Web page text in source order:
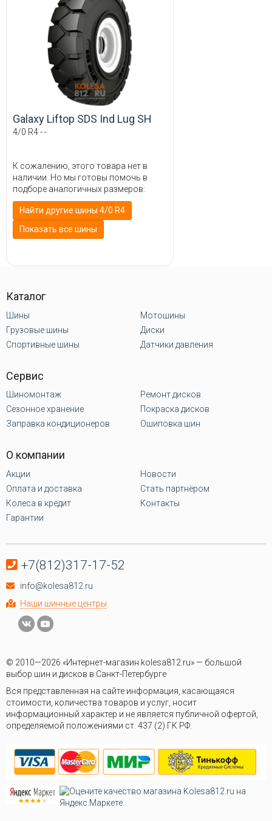
Galaxy Liftop SDS Ind Lug SH
4/0 R4 - -
К сожалению, этого товара нет в
наличии. Но мы готовы помочь в
подборе аналогичных размеров:
Найти другие шины 4/0 R4
Показать все шины
Каталог
Шины
Грузовые шины
Спортивные шины
Мотошины
Диски
Датчики давления
Сервис
Шиномонтаж
Сезонное хранение
Заправка кондиционеров
Ремонт дисков
Покраска дисков
Ошиповка шин
О компании
Акции
Оплата и доставка
Колеса в кредит
Гарантии
Новости
Стать партнёром
Контакты
+7(812)317-17-52
info@kolesa812.ru
Наши шинные центры
© 2010—2026 «Интернет-магазин kolesa812.ru» — большой
выбор шин и дисков в Санкт-Петербурге
Вся представленная на сайте информация, касающаяся
стоимости, количества товаров и услуг, носит
информационный характер и не является публичной офертой,
определяемой положениями ст. 437 (2) ГК РФ.